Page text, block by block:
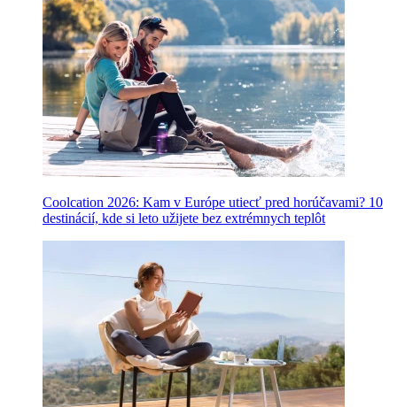
Coolcation 2026: Kam v Európe utiecť pred horúčavami? 10
destinácií, kde si leto užijete bez extrémnych teplôt